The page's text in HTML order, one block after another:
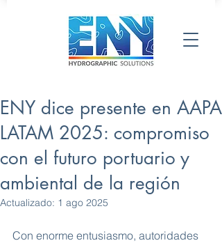
ENY dice presente en AAPA
LATAM 2025: compromiso
con el futuro portuario y
ambiental de la región
Actualizado: 1 ago 2025
Con enorme entusiasmo, autoridades